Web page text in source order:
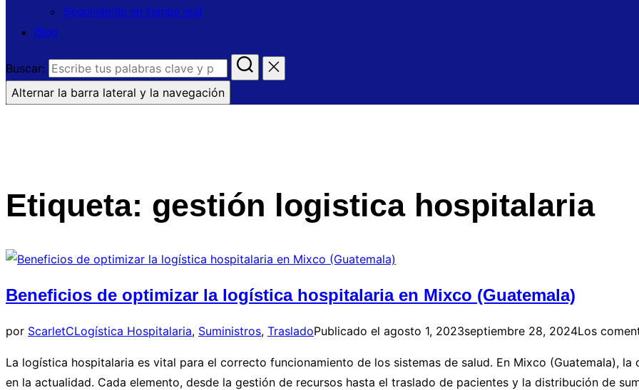
Seguimiento en tiempo real
Blog
Buscar:
Alternar la barra lateral y la navegación
Etiqueta: gestión logistica hospitalaria
Beneficios de optimizar la logística hospitalaria en Mixco (Guatemala)
por ScarletCLogística Hospitalaria, Suministros, TrasladoPublicado el agosto 1, 2023septiembre 28, 2024Los
La logística hospitalaria es vital para el correcto funcionamiento de los sistemas de salud. En Mixco (Guatemala),
en la actualidad. Cada elemento, desde la gestión de recursos hasta el traslado de pacientes y la distribución de